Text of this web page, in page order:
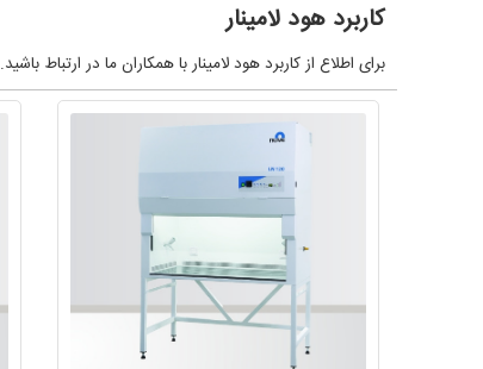
کاربرد هود لامینار
برای اطلاع از کاربرد هود لامینار با همکاران ما در ارتباط باشید.